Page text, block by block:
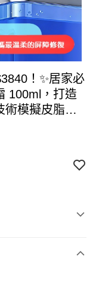
！✨居家必
100ml，打造
術模擬皮脂結
乾癢。0 添
！送給媽
享年度最高回